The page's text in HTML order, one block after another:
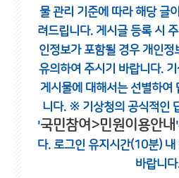
물 관리 기준에 따라 해당 글
려드립니다. 게시글 등록 시
인정보가 포함될 경우 개인정
유의하여 주시기 바랍니다.
게시물에 대해서는 선별하여
니다. ※ 기상청의 공식적인
'국민참여>민원이용안내
다. 로그인 유지시간(10분) 내
바랍니